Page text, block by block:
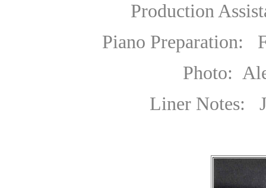
Production Assistant:
Piano Preparation:
Photo:
Liner Notes: